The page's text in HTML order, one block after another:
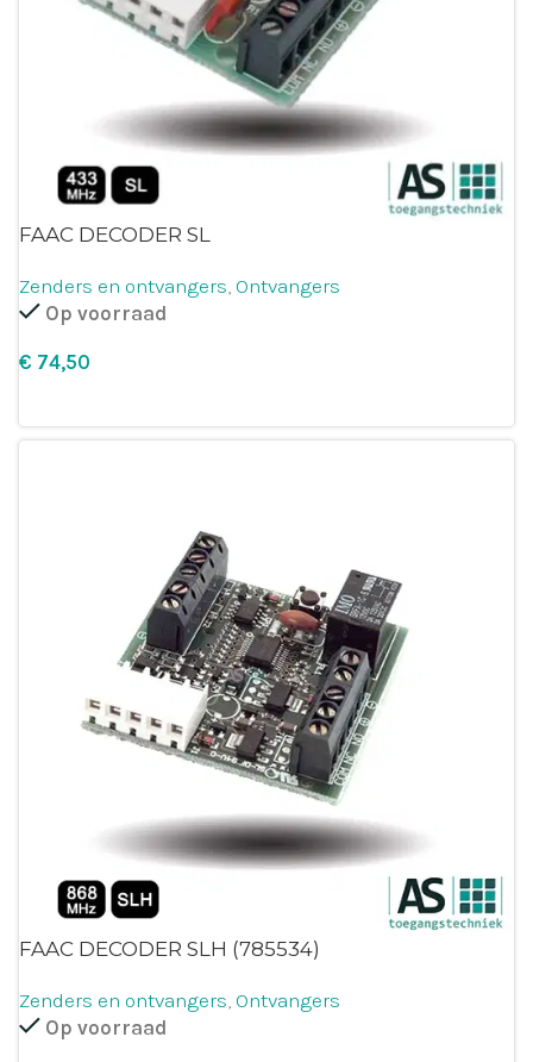
FAAC DECODER SL
Zenders en ontvangers Ontvangers
Op voorraad
€
FAAC DECODER SLH (785534)
Zenders en ontvangers Ontvangers
Op voorraad